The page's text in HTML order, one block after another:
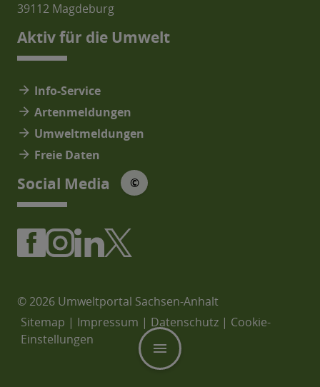
menu
39112 Magdeburg
Aktiv für die Umwelt
arrow_forward Info-Service
arrow_forward Artenmeldungen
arrow_forward Umweltmeldungen
arrow_forward Freie Daten
Social Media © © Social Media Icons: jam-
© 2026 Umweltportal Sachsen-Anhalt
Sitemap | Impressum | Datenschutz | Cookie-
Einstellungen